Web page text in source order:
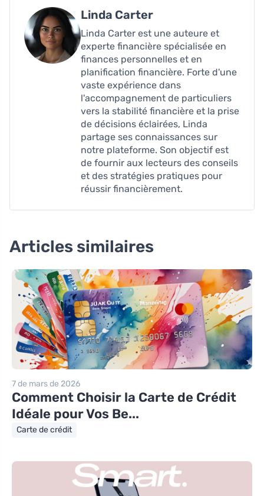
Linda Carter
Linda Carter est une auteure et
experte financière spécialisée en
finances personnelles et en
planification financière. Forte d'une
vaste expérience dans
l'accompagnement de particuliers
vers la stabilité financière et la prise
de décisions éclairées, Linda
partage ses connaissances sur
notre plateforme. Son objectif est
de fournir aux lecteurs des conseils
et des stratégies pratiques pour
réussir financièrement.
Articles similaires
7 de mars de 2026
Comment Choisir la Carte de Crédit
Idéale pour Vos Be...
Carte de crédit